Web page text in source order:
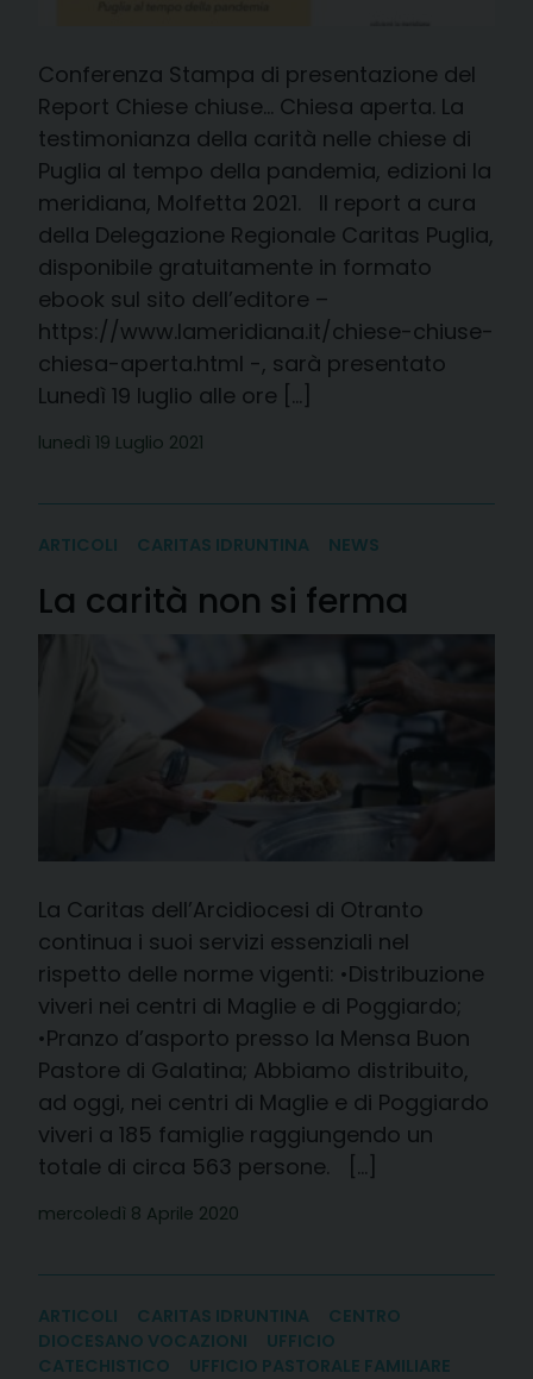
Conferenza Stampa di presentazione del
Report Chiese chiuse… Chiesa aperta. La
testimonianza della carità nelle chiese di
Puglia al tempo della pandemia, edizioni la
meridiana, Molfetta 2021. Il report a cura
della Delegazione Regionale Caritas Puglia,
disponibile gratuitamente in formato
ebook sul sito dell’editore –
https://www.lameridiana.it/chiese-chiuse-
chiesa-aperta.html -, sarà presentato
Lunedì 19 luglio alle ore […]
lunedì 19 Luglio 2021
ARTICOLI CARITAS IDRUNTINA NEWS
La carità non si ferma
La Caritas dell’Arcidiocesi di Otranto
continua i suoi servizi essenziali nel
rispetto delle norme vigenti: •Distribuzione
viveri nei centri di Maglie e di Poggiardo;
•Pranzo d’asporto presso la Mensa Buon
Pastore di Galatina; Abbiamo distribuito,
ad oggi, nei centri di Maglie e di Poggiardo
viveri a 185 famiglie raggiungendo un
totale di circa 563 persone. […]
mercoledì 8 Aprile 2020
ARTICOLI CARITAS IDRUNTINA
CENTRO
DIOCESANO VOCAZIONI
UFFICIO
CATECHISTICO
UFFICIO PASTORALE FAMILIARE